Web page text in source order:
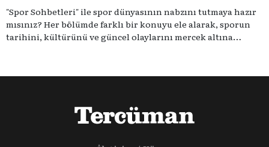
"Spor Sohbetleri" ile spor dünyasının nabzını tutmaya hazır
mısınız? Her bölümde farklı bir konuyu ele alarak, sporun
tarihini, kültürünü ve güncel olaylarını mercek altına
olmadığına inananlardansanız "Spor Sohbetleri" tam size